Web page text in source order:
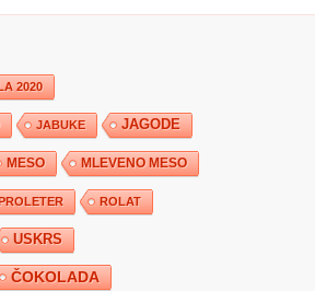
2020
JABUKE JAGODE
MESO MLEVENO MESO
ROLAT
USKRS
ČOKOLADA